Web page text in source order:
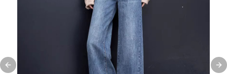
Previous slide